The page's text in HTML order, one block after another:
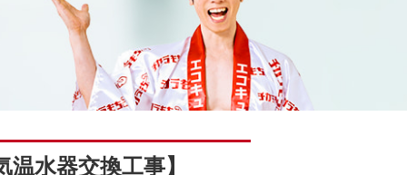
水器交換工事】